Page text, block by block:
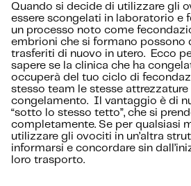
Quando si decide di utilizzare gli
essere scongelati in laboratorio e
un processo noto come
embrioni che si formano possono
trasferiti di nuovo in utero. Ecco
sapere se la clinica che ha
occuperà del tuo ciclo di
stesso team le stesse attrezzature
congelamento. Il vantaggio è di
“sotto lo stesso tetto”, che si
completamente. Se per qualsiasi
utilizzare gli ovociti in un’altra
informarsi e concordare sin
loro trasporto.